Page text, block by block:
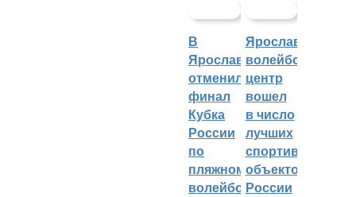
В
Ярославле
отменили
финал
Кубка
России
по
пляжному
волейболу
Ярославский
волейбольный
центр
вошел
в число
лучших
спортивных
объектов
России